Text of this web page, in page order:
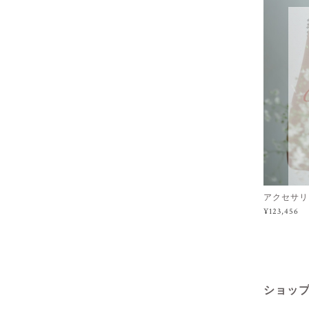
アクセサ
¥123,456
ショッ